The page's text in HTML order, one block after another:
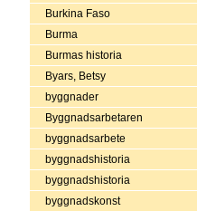
Burkina Faso
Burma
Burmas historia
Byars, Betsy
byggnader
Byggnadsarbetaren
byggnadsarbete
byggnadshistoria
byggnadshistoria
byggnadskonst